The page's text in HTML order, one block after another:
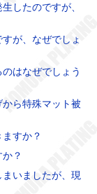
したのですが、
が、なぜでしょ
はなぜでしょう
ら特殊マット被
すか？
？
いましたが、現